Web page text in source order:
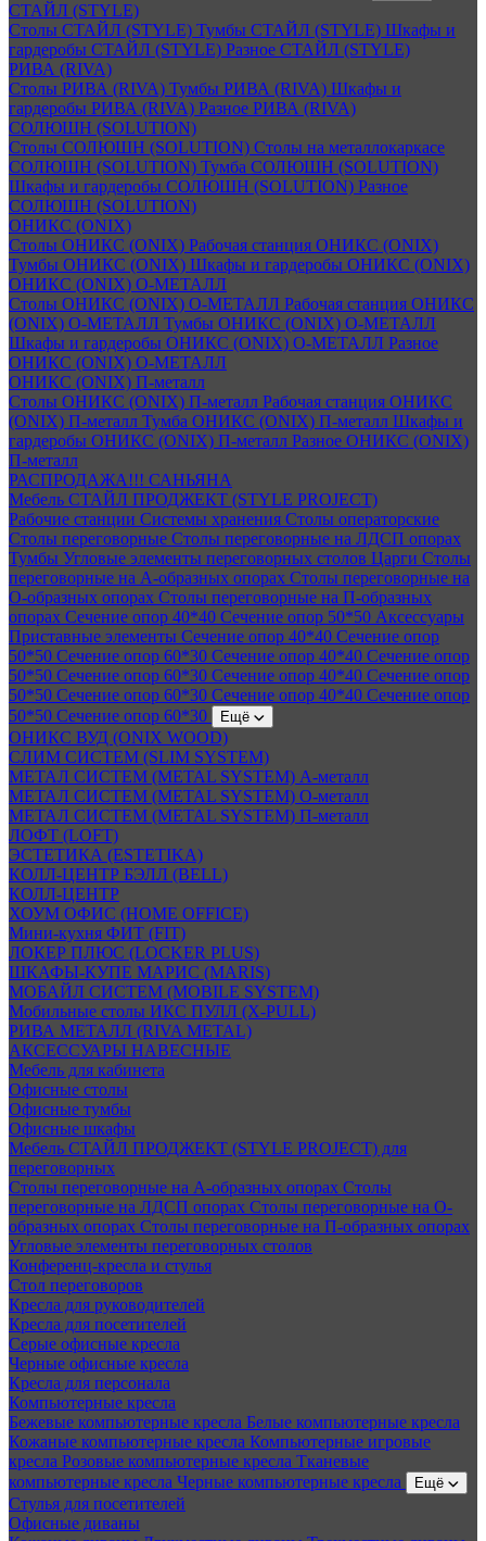
СТАЙЛ (STYLE)
Столы СТАЙЛ (STYLE) Тумбы СТАЙЛ (STYLE) Шкафы и
гардеробы СТАЙЛ (STYLE) Разное СТАЙЛ (STYLE)
РИВА (RIVA)
Столы РИВА (RIVA) Тумбы РИВА (RIVA) Шкафы и
гардеробы РИВА (RIVA) Разное РИВА (RIVA)
СОЛЮШН (SOLUTION)
Столы СОЛЮШН (SOLUTION) Столы на металлокаркасе
СОЛЮШН (SOLUTION) Тумба СОЛЮШН (SOLUTION)
Шкафы и гардеробы СОЛЮШН (SOLUTION) Разное
СОЛЮШН (SOLUTION)
ОНИКС (ONIX)
Столы ОНИКС (ONIX) Рабочая станция ОНИКС (ONIX)
Тумбы ОНИКС (ONIX) Шкафы и гардеробы ОНИКС (ONIX)
ОНИКС (ONIX) O-МЕТАЛЛ
Столы ОНИКС (ONIX) O-МЕТАЛЛ Рабочая станция ОНИКС
(ONIX) O-МЕТАЛЛ Тумбы ОНИКС (ONIX) O-МЕТАЛЛ
Шкафы и гардеробы ОНИКС (ONIX) O-МЕТАЛЛ Разное
ОНИКС (ONIX) O-МЕТАЛЛ
ОНИКС (ONIX) П-металл
Столы ОНИКС (ONIX) П-металл Рабочая станция ОНИКС
(ONIX) П-металл Тумба ОНИКС (ONIX) П-металл Шкафы и
гардеробы ОНИКС (ONIX) П-металл Разное ОНИКС (ONIX)
П-металл
РАСПРОДАЖА!!! САНЬЯНА
Мебель СТАЙЛ ПРОДЖЕКТ (STYLE PROJECT)
Рабочие станции Системы хранения Столы операторские
Столы переговорные Столы переговорные на ЛДСП опорах
Тумбы Угловые элементы переговорных столов Царги Столы
переговорные на А-образных опорах Столы переговорные на
О-образных опорах Столы переговорные на П-образных
опорах Сечение опор 40*40 Сечение опор 50*50 Аксессуары
Приставные элементы Сечение опор 40*40 Сечение опор
50*50 Сечение опор 60*30 Сечение опор 40*40 Сечение опор
50*50 Сечение опор 60*30 Сечение опор 40*40 Сечение опор
50*50 Сечение опор 60*30 Сечение опор 40*40 Сечение опор
50*50 Сечение опор 60*30 Ещё
ОНИКС ВУД (ONIX WOOD)
СЛИМ СИСТЕМ (SLIM SYSTEM)
МЕТАЛ СИСТЕМ (METAL SYSTEM) А-металл
МЕТАЛ СИСТЕМ (METAL SYSTEM) О-металл
МЕТАЛ СИСТЕМ (METAL SYSTEM) П-металл
ЛОФТ (LOFT)
ЭСТЕТИКА (ESTETIKA)
КОЛЛ-ЦЕНТР БЭЛЛ (BELL)
КОЛЛ-ЦЕНТР
ХОУМ ОФИС (HOME OFFICE)
Мини-кухня ФИТ (FIT)
ЛОКЕР ПЛЮС (LOCKER PLUS)
ШКАФЫ-КУПЕ МАРИС (MARIS)
МОБАЙЛ СИСТЕМ (MOBILE SYSTEM)
Мобильные столы ИКС ПУЛЛ (X-PULL)
РИВА МЕТАЛЛ (RIVA METAL)
АКСЕССУАРЫ НАВЕСНЫЕ
Мебель для кабинета
Офисные столы
Офисные тумбы
Офисные шкафы
Мебель СТАЙЛ ПРОДЖЕКТ (STYLE PROJECT) для
переговорных
Столы переговорные на А-образных опорах Столы
переговорные на ЛДСП опорах Столы переговорные на О-
образных опорах Столы переговорные на П-образных опорах
Угловые элементы переговорных столов
Конференц-кресла и стулья
Стол переговоров
Кресла для руководителей
Кресла для посетителей
Серые офисные кресла
Черные офисные кресла
Кресла для персонала
Компьютерные кресла
Бежевые компьютерные кресла Белые компьютерные кресла
Кожаные компьютерные кресла Компьютерные игровые
кресла Розовые компьютерные кресла Тканевые
компьютерные кресла Черные компьютерные кресла Ещё
Стулья для посетителей
Офисные диваны